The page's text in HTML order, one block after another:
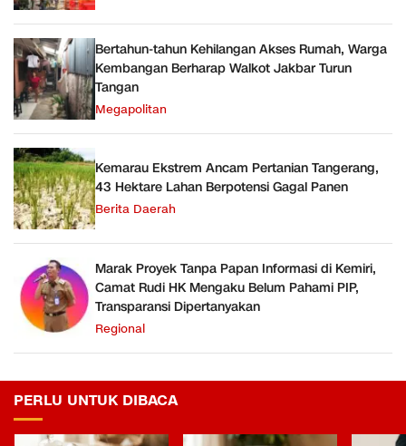
Bertahun-tahun Kehilangan Akses Rumah, Warga
Kembangan Berharap Walkot Jakbar Turun
Tangan
Megapolitan
Kemarau Ekstrem Ancam Pertanian Tangerang,
43 Hektare Lahan Berpotensi Gagal Panen
Berita Daerah
Marak Proyek Tanpa Papan Informasi di Kemiri,
Camat Rudi HK Mengaku Belum Pahami PIP,
Transparansi Dipertanyakan
Regional
PERLU UNTUK DIBACA